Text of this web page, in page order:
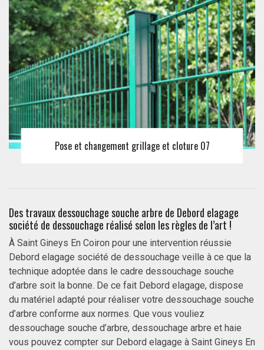
Pose et changement grillage et cloture 07
Des travaux dessouchage souche arbre de Debord elagage
société de dessouchage réalisé selon les règles de l’art !
À Saint Gineys En Coiron pour une intervention réussie
Debord elagage société de dessouchage veille à ce que la
technique adoptée dans le cadre dessouchage souche
d’arbre soit la bonne. De ce fait Debord elagage, dispose
du matériel adapté pour réaliser votre dessouchage souche
d’arbre conforme aux normes. Que vous vouliez
dessouchage souche d’arbre, dessouchage arbre et haie
vous pouvez compter sur Debord elagage à Saint Gineys En